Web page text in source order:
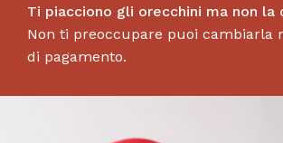
Ti piacciono gli orecchini ma non la
Non ti preoccupare puoi cambiarla
di pagamento.